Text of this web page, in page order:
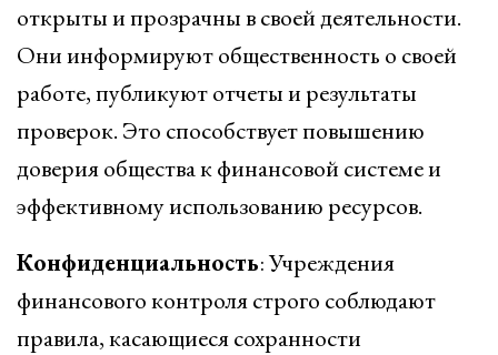
открыты и прозрачны в своей деятельности.
Они информируют общественность о своей
работе, публикуют отчеты и результаты
проверок. Это способствует повышению
доверия общества к финансовой системе и
эффективному использованию ресурсов.
Конфиденциальность: Учреждения
финансового контроля строго соблюдают
правила, касающиеся сохранности